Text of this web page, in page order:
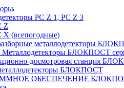
РС Z 1, PC Z 3
Z
X (всепогодные)
металлодетекторы
Металлодетекторы БЛОКПОСТ
досмотровая станция
БЛОКПОСТ
ОБЕСПЕЧЕНИЕ